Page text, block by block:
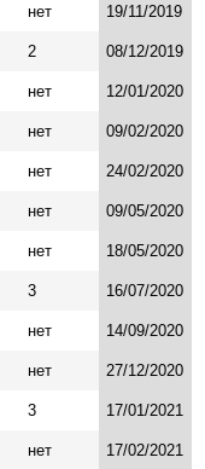
нет 19/11/2019
2 08/12/2019
нет 12/01/2020
нет 09/02/2020
нет 24/02/2020
нет 09/05/2020
нет 18/05/2020
3 16/07/2020
нет 14/09/2020
нет 27/12/2020
3 17/01/2021
нет 17/02/2021